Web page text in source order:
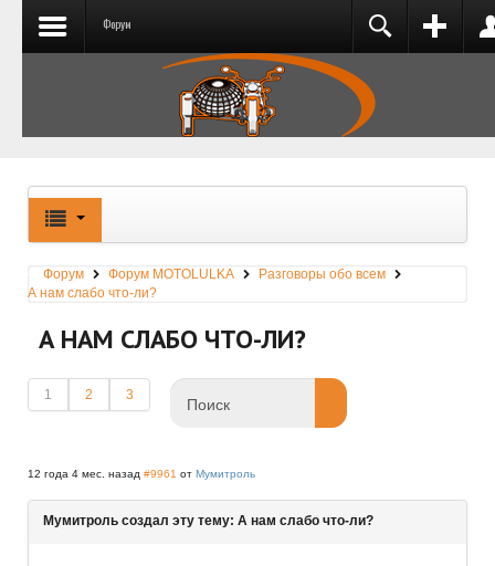
Форум
Регистрация
Забыли логин?
Забыли пароль?
Добро пожаловать на сайт Motolulka.ru! Если
Вы еще не зарегистрированы, пожалуйста,
Регистрация
Форум Форум MOTOLULKA
Разговоры обо всем
А нам слабо что-ли?
А НАМ СЛАБО ЧТО-ЛИ?
1 2 3
12 года 4 мес. назад #9961 от Мумитроль
Мумитроль создал эту тему: А нам слабо что-ли?